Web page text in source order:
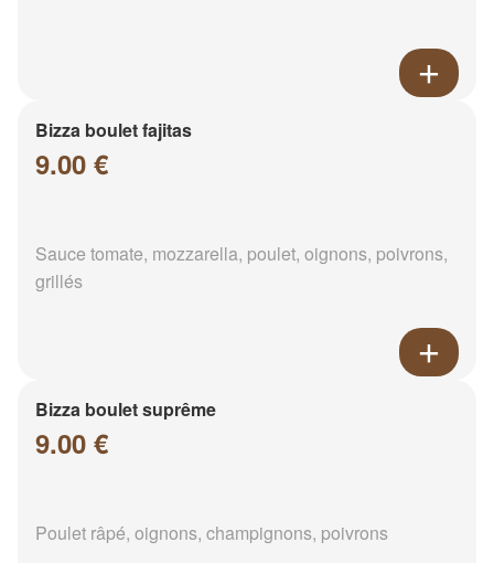
Bizza boulet fajitas
9.00 €
Sauce tomate, mozzarella, poulet, oignons, poivrons,
grillés
Bizza boulet suprême
9.00 €
Poulet râpé, oignons, champignons, poivrons